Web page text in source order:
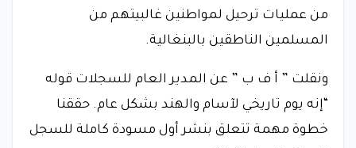
من عمليات ترحيل لمواطنين غالبيتهم من
المسلمين الناطقين بالبنغالية.
ونقلت ” أ ف ب ” عن المدير العام للسجلات قوله
“إنه يوم تاريخي لآسام والهند بشكل عام. حققنا
خطوة مهمة تتعلق بنشر أول مسودة كاملة للسجل